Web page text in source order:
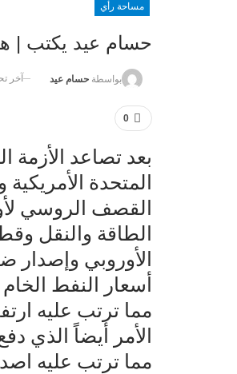
مساحة رأي
حسام عيد يكتب |
بواسطة حسام عيد آخر
0
بعد تصاعد الأزمة
المتحدة
القصف الروسي
الطاقة والنقل
الأوروبي وإصدار
أسعار النفط
مما ترتب عليه
الأمر أيضاً الذي
مما ترتب عليه